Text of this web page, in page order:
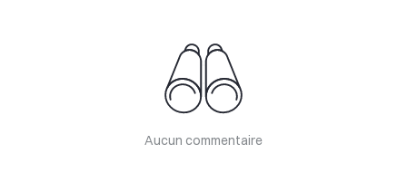
Aucun commentaire